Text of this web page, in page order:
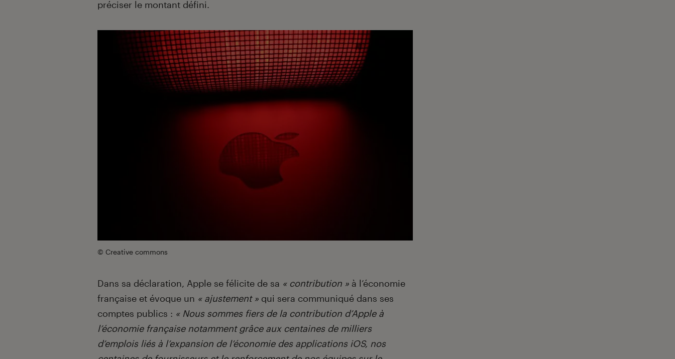
préciser le montant défini.
© Creative commons
Dans sa déclaration, Apple se félicite de sa « contribution » à l’économie
française et évoque un « ajustement » qui sera communiqué dans ses
comptes publics : « Nous sommes fiers de la contribution d’Apple à
l’économie française notamment grâce aux centaines de milliers
d’emplois liés à l’expansion de l’économie des applications iOS, nos